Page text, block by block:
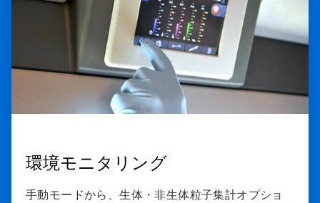
環境モニタリング
手動モードから、生体・非生体粒子集計オプショ